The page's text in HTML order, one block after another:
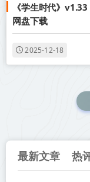
休闲
《学生时代》
网盘下载
2025-12-18
最新文章 热